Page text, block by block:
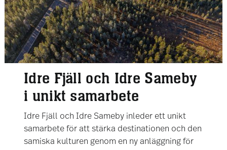
Idre Fjäll och Idre Sameby
i unikt samarbete
Idre Fjäll och Idre Sameby inleder ett unikt
samarbete för att stärka destinationen och den
samiska kulturen genom en ny anläggning för